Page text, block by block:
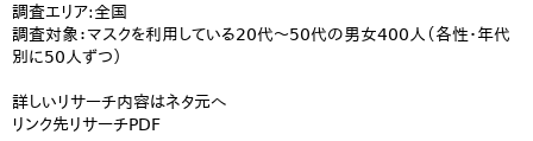
調査エリア:全国
調査対象：マスクを利用している20代～50代の男女400人（各性・年代
別に50人ずつ）
詳しいリサーチ内容はネタ元へ
リンク先リサーチPDF